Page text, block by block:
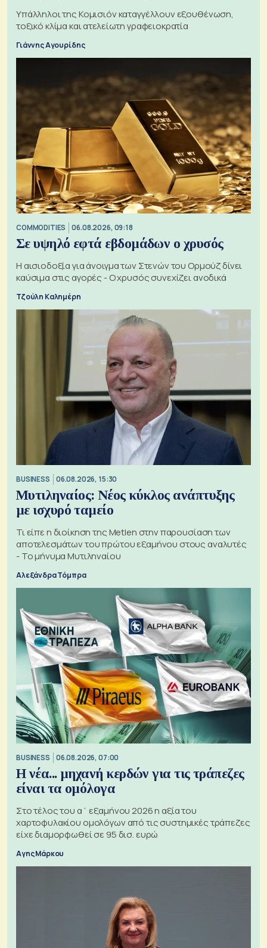
Υπάλληλοι της Κομισιόν καταγγέλλουν εξουθένωση,
τοξικό κλίμα και ατελείωτη γραφειοκρατία
Γιάννης Αγουρίδης
COMMODITIES 06.08.2026, 09:18
Σε υψηλό εφτά εβδομάδων ο χρυσός
Η αισιοδοξία για άνοιγμα των Στενών του Ορμούζ δίνει
καύσιμα στις αγορές - Ο χρυσός συνεχίζει ανοδικά
Τζούλη Καλημέρη
BUSINESS 06.08.2026, 15:30
Μυτιληναίος: Νέος κύκλος ανάπτυξης
με ισχυρό ταμείο
Τι είπε η διοίκηση της Metlen στην παρουσίαση των
αποτελεσμάτων του πρώτου εξαμήνου στους αναλυτές
- Το μήνυμα Μυτιληναίου
Αλεξάνδρα Τόμπρα
BUSINESS 06.08.2026, 07:00
Η νέα... μηχανή κερδών για τις τράπεζες
είναι τα ομόλογα
Στο τέλος του α΄ εξαμήνου 2026 η αξία του
χαρτοφυλακίου ομολόγων από τις συστημικές τράπεζες
είχε διαμορφωθεί σε 95 δισ. ευρώ
Αγης Μάρκου